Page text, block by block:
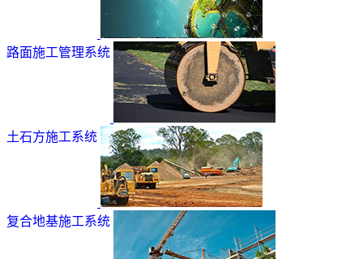
路面施工管理系统
土石方施工系统
复合地基施工系统